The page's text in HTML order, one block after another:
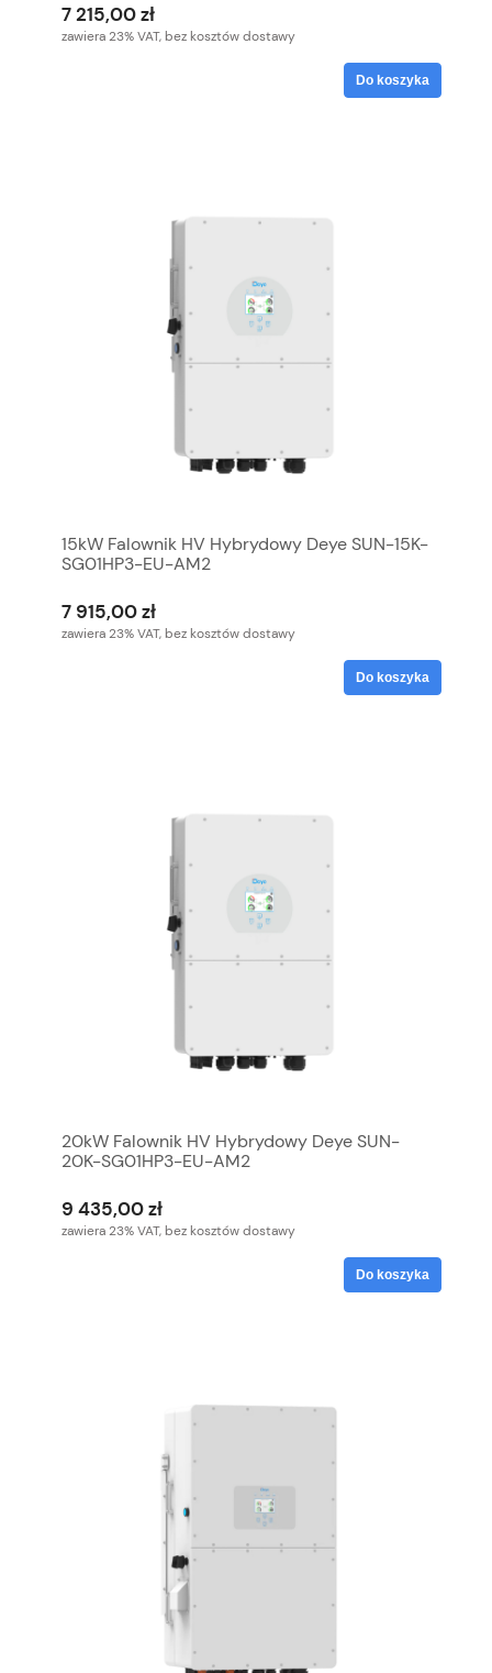
7 215,00 zł
zawiera 23% VAT, bez kosztów dostawy
Do koszyka
15kW Falownik HV Hybrydowy Deye SUN-15K-
SG01HP3-EU-AM2
7 915,00 zł
zawiera 23% VAT, bez kosztów dostawy
Do koszyka
20kW Falownik HV Hybrydowy Deye SUN-
20K-SG01HP3-EU-AM2
9 435,00 zł
zawiera 23% VAT, bez kosztów dostawy
Do koszyka